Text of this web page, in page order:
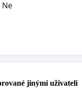
Ne
jinými uživateli